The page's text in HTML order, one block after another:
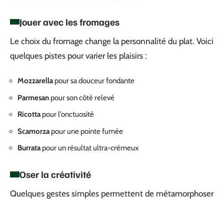
Jouer avec les fromages
Le choix du fromage change la personnalité du plat. Voici
quelques pistes pour varier les plaisirs :
Mozzarellapour sa douceur fondante
Parmesan pour son côté relevé
Ricottapour l’onctuosité
Scamorzapour une pointe fumée
Burratapour un résultat ultra-crémeux
Oser la créativité
Quelques gestes simples permettent de métamorphoser